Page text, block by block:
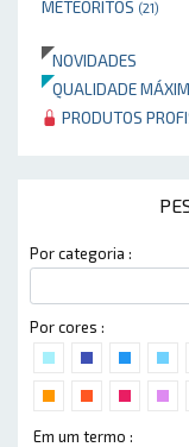
METEORITOS (21)
NOVIDADES
QUALIDADE
PRODUTOS
Por categoria :
Por cores :
Em um termo :